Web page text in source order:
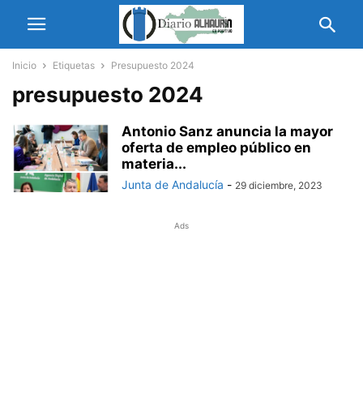
Inicio Etiquetas Presupuesto 2024
presupuesto 2024
Antonio Sanz anuncia la mayor
oferta de empleo público en
materia...
Junta de Andalucía - 29 diciembre, 2023
Ads